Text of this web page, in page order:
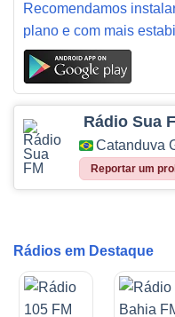
Recomendamos
plano e com mais
Rádio Sua
Catanduva
Reportar um
Rádios em Destaque